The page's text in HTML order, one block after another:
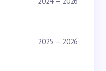
2025 — 2026